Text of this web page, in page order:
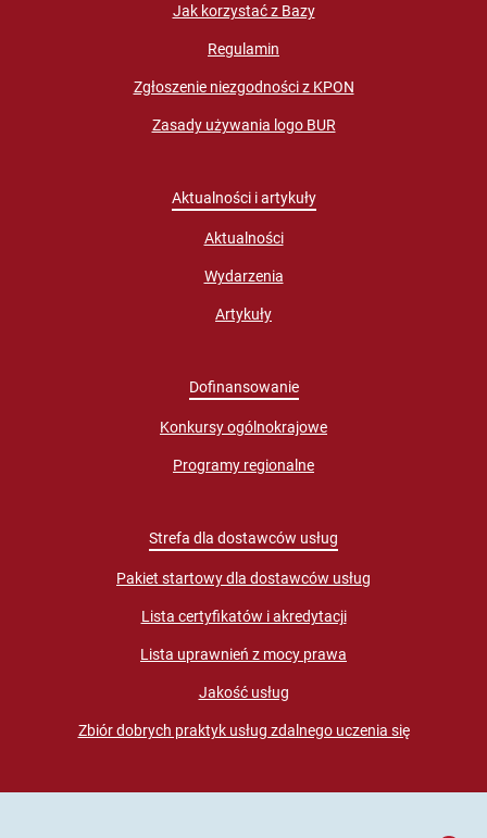
Jak korzystać z Bazy
Regulamin
Zgłoszenie niezgodności z KPON
Zasady używania logo BUR
Aktualności i artykuły
Aktualności
Wydarzenia
Artykuły
Dofinansowanie
Konkursy ogólnokrajowe
Programy regionalne
Strefa dla dostawców usług
Pakiet startowy dla dostawców usług
Lista certyfikatów i akredytacji
Lista uprawnień z mocy prawa
Jakość usług
Zbiór dobrych praktyk usług zdalnego uczenia się